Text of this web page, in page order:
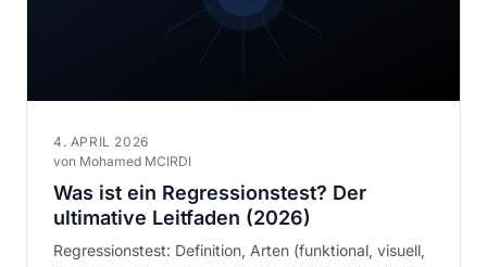
4. APRIL 2026
von Mohamed MCIRDI
Was ist ein Regressionstest? Der
ultimative Leitfaden (2026)
Regressionstest: Definition, Arten (funktional, visuell,